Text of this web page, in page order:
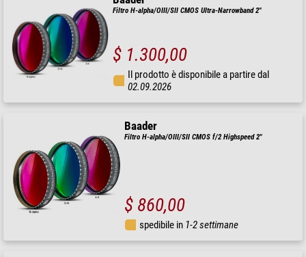
Filtro H-alpha/OIII/SII CMOS Ultra-Narrowband 2"
$ 1.300,00
Il prodotto è disponibile a partire dal
02.09.2026
Baader
Filtro H-alpha/OIII/SII CMOS f/2 Highspeed 2"
$ 860,00
spedibile in 1-2 settimane